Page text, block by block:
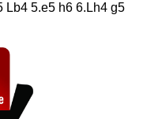
Lb4 5.e5 h6 6.Lh4 g5